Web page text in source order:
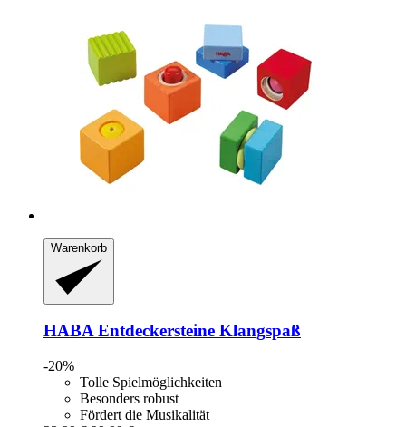
Warenkorb
HABAEntdeckersteine Klangspaß
-20%
Tolle Spielmöglichkeiten
Besonders robust
Fördert die Musikalität